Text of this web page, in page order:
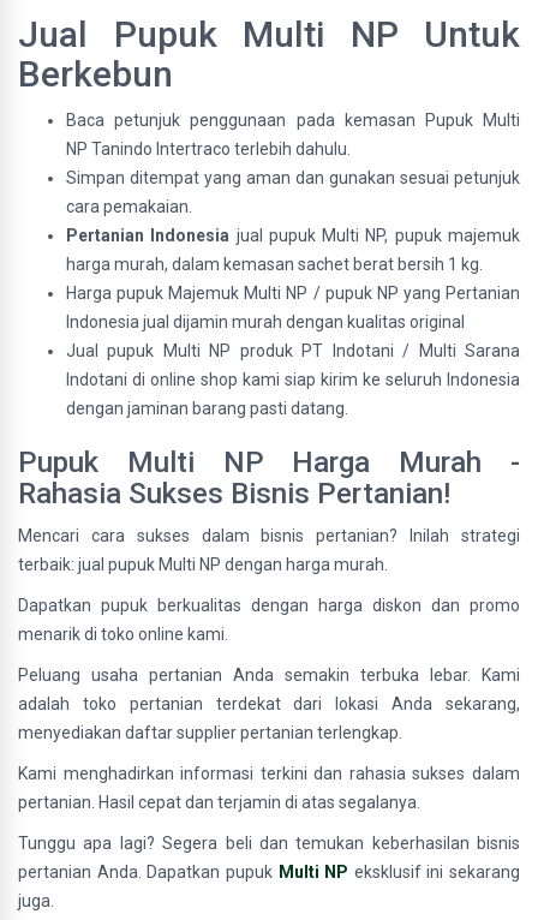
Jual Pupuk Multi NP Untuk
Berkebun
Baca petunjuk penggunaan pada kemasan Pupuk Multi
NP Tanindo Intertraco terlebih dahulu.
Simpan ditempat yang aman dan gunakan sesuai petunjuk
cara pemakaian.
Pertanian Indonesia jual pupuk Multi NP, pupuk majemuk
harga murah, dalam kemasan sachet berat bersih 1 kg.
Harga pupuk Majemuk Multi NP / pupuk NP yang Pertanian
Indonesia jual dijamin murah dengan kualitas original
Jual pupuk Multi NP produk PT Indotani / Multi Sarana
Indotani di online shop kami siap kirim ke seluruh Indonesia
dengan jaminan barang pasti datang.
Pupuk Multi NP Harga Murah -
Rahasia Sukses Bisnis Pertanian!
Mencari cara sukses dalam bisnis pertanian? Inilah strategi
terbaik: jual pupuk Multi NP dengan harga murah.
Dapatkan pupuk berkualitas dengan harga diskon dan promo
menarik di toko online kami.
Peluang usaha pertanian Anda semakin terbuka lebar. Kami
adalah toko pertanian terdekat dari lokasi Anda sekarang,
menyediakan daftar supplier pertanian terlengkap.
Kami menghadirkan informasi terkini dan rahasia sukses dalam
pertanian. Hasil cepat dan terjamin di atas segalanya.
Tunggu apa lagi? Segera beli dan temukan keberhasilan bisnis
pertanian Anda. Dapatkan pupuk Multi NP eksklusif ini sekarang
juga.